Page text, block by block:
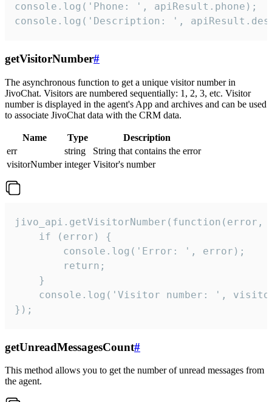
console.log('Phone: ', apiResult.phone);
console.log('Description: ',
getVisitorNumber#
The asynchronous function to get a unique visitor number in
JivoChat. Visitors are numbered sequentially: 1, 2, 3, etc. Visitor
number is displayed in the agent's App and archives and can be used
to associate JivoChat data with the CRM data.
Name Type
Description
err
string
String that contains the error
visitorNumber integer Visitor's number
jivo_api.getVisitorNumber(function(error,
    if (error) {
        console.log('Error: ', error);
        return;
    }
console.log('Visitor number: ',
});
getUnreadMessagesCount#
This method allows you to get the number of unread messages from
the agent.